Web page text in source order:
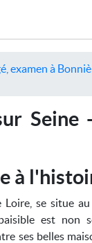
examen à
à
Loire, se situe
est non
ses belles